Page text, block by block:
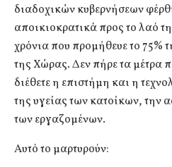
διαδοχικών κυβερνήσεων
αποικιοκρατικά προς το λαό
χρόνια που προμήθευε το 75%
της Χώρας. Δεν πήρε τα μέτρα
διέθετε η επιστήμη και η
της υγείας των κατοίκων, την
των εργαζομένων.
Αυτό το μαρτυρούν: